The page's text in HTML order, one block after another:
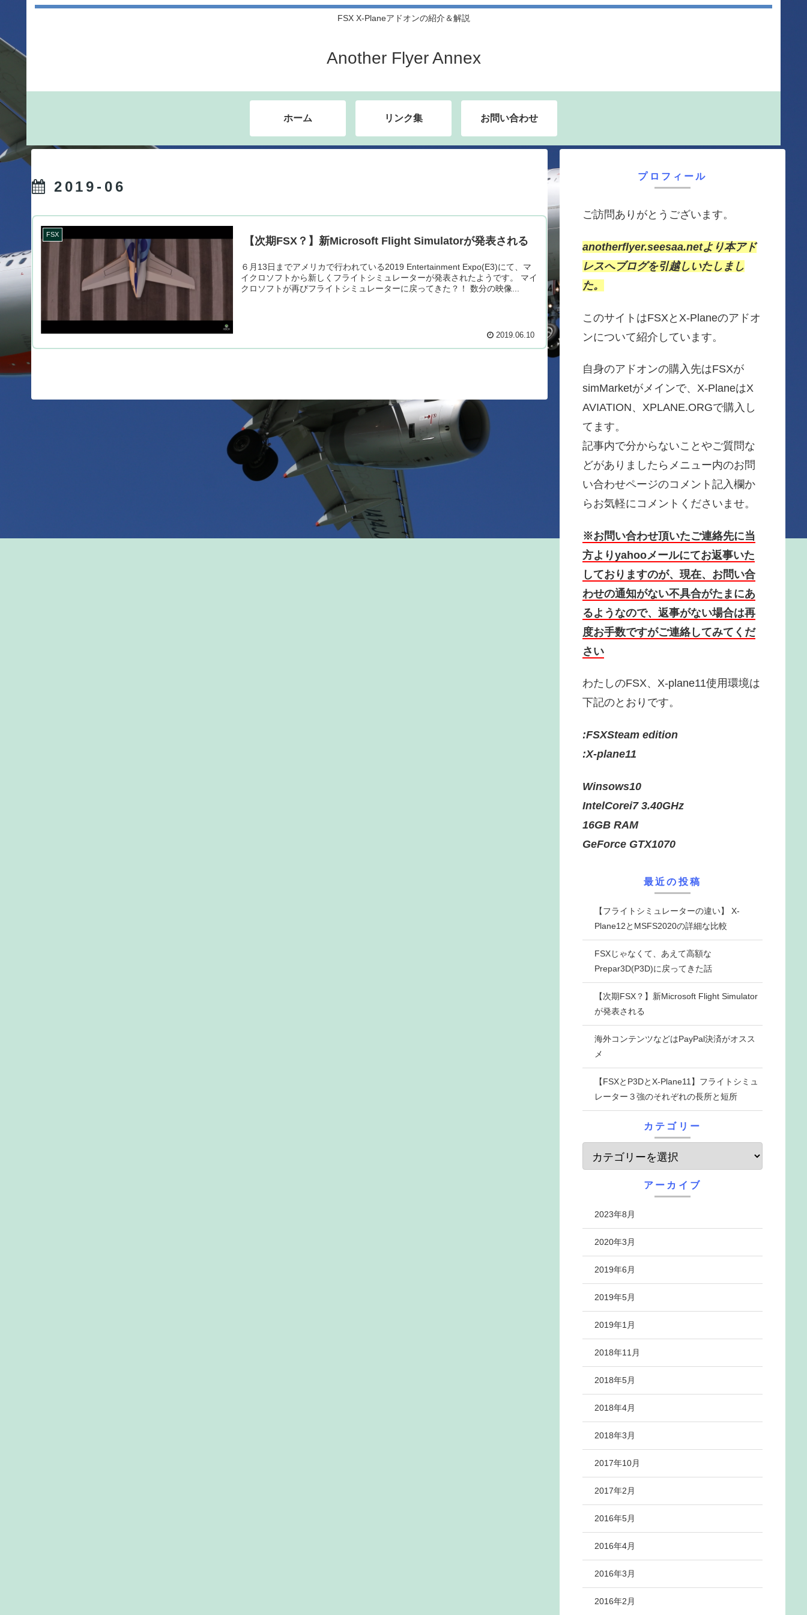
FSX X-Planeアドオンの紹介＆解説
Another Flyer Annex
ホーム リンク集 お問い合わせ
2019-06
FSX
【次期FSX？】新Microsoft Flight Simulatorが発表される
６月13日までアメリカで行われている2019 Entertainment Expo(E3)にて、マ
イクロソフトから新しくフライトシミュレーターが発表されたようです。 マイ
クロソフトが再びフライトシミュレーターに戻ってきた？！ 数分の映像...
2019.06.10
プロフィール
ご訪問ありがとうございます。
anotherflyer.seesaa.netより本アド
レスへブログを引越しいたしまし
た。
このサイトはFSXとX-Planeのアドオ
ンについて紹介しています。
自身のアドオンの購入先はFSXが
simMarketがメインで、X-PlaneはX
AVIATION、XPLANE.ORGで購入し
てます。
記事内で分からないことやご質問な
どがありましたらメニュー内のお問
い合わせページのコメント記入欄か
らお気軽にコメントくださいませ。
※お問い合わせ頂いたご連絡先に当
方よりyahooメールにてお返事いた
しておりますのが、現在、お問い合
わせの通知がない不具合がたまにあ
るようなので、返事がない場合は再
度お手数ですがご連絡してみてくだ
さい
わたしのFSX、X-plane11使用環境は
下記のとおりです。
:FSXSteam edition
:X-plane11
Winsows10
IntelCorei7 3.40GHz
16GB RAM
GeForce GTX1070
最近の投稿
【フライトシミュレーターの違い】 X-
Plane12とMSFS2020の詳細な比較
FSXじゃなくて、あえて高額な
Prepar3D(P3D)に戻ってきた話
【次期FSX？】新Microsoft Flight Simulator
が発表される
海外コンテンツなどはPayPal決済がオスス
メ
【FSXとP3DとX-Plane11】フライトシミュ
レーター３強のそれぞれの長所と短所
カテゴリー
アーカイブ
2023年8月
2020年3月
2019年6月
2019年5月
2019年1月
2018年11月
2018年5月
2018年4月
2018年3月
2017年10月
2017年2月
2016年5月
2016年4月
2016年3月
2016年2月